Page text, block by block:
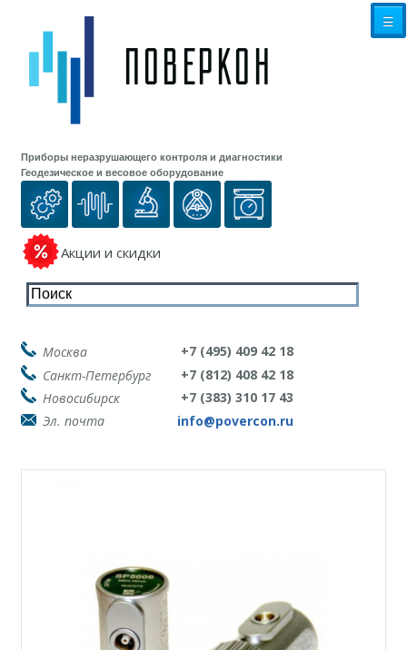
Приборы неразрушающего контроля и диагностики
Геодезическое и весовое оборудование
Акции и скидки
☰
Москва
+7 (495) 409 42 18
Санкт-Петербург
+7 (812) 408 42 18
Новосибирск
+7 (383) 310 17 43
Эл. почта
info@povercon.ru